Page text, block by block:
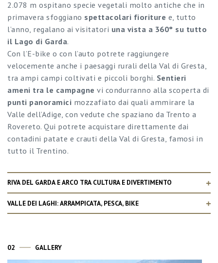
2.078 m ospitano specie vegetali molto antiche che in
primavera sfoggiano spettacolari fioriture e, tutto
l’anno, regalano ai visitatori una vista a 360° su tutto
il Lago di Garda.
Con l’E-bike o con l’auto potrete raggiungere
velocemente anche i paesaggi rurali della Val di Gresta,
tra ampi campi coltivati e piccoli borghi. Sentieri
ameni tra le campagne vi condurranno alla scoperta di
punti panoramici mozzafiato dai quali ammirare la
Valle dell’Adige, con vedute che spaziano da Trento a
Rovereto. Qui potrete acquistare direttamente dai
contadini patate e crauti della Val di Gresta, famosi in
tutto il Trentino.
RIVA DEL GARDA E ARCO TRA CULTURA E DIVERTIMENTO
VALLE DEI LAGHI: ARRAMPICATA, PESCA, BIKE
02 GALLERY